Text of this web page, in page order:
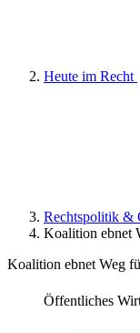
Heute im Recht
Rechtspolitik &
Koalition ebnet
Koalition ebnet Weg
Öffentliches